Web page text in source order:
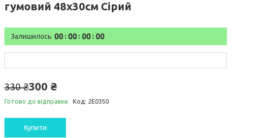
гумовий 48х30см Сірий
Залишилось 00 00 00 00
330 ₴300 ₴
Готово до відправки Код: 2E0350
Купити